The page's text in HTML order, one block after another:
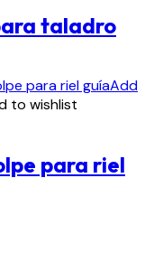
taladro
Add
to wishlist
para riel